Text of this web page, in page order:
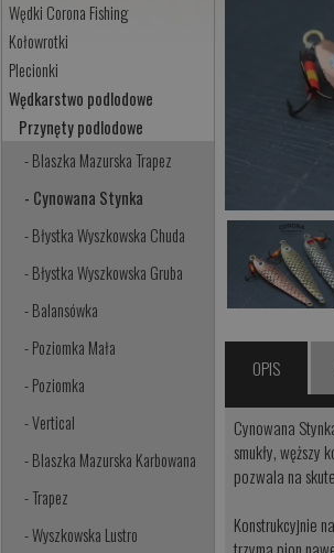
Wędki Corona Fishing
Kołowrotki
Plecionki
Wędkarstwo podlodowe
Przynęty podlodowe
- Blaszka Mazurska Trapez
- Cynowana Stynka
- Błystka Wyszkowska Chuda
- Błystka Wyszkowska Gruba
- Balansówka
- Poziomka Mała
- Poziomka
- Vertical
- Blaszka Mazurska Karbowana
- Trapez
- Wyszkowska Lustro
OPIS
Cynowana
smukły,
pozwala na
Konstrukcyjnie